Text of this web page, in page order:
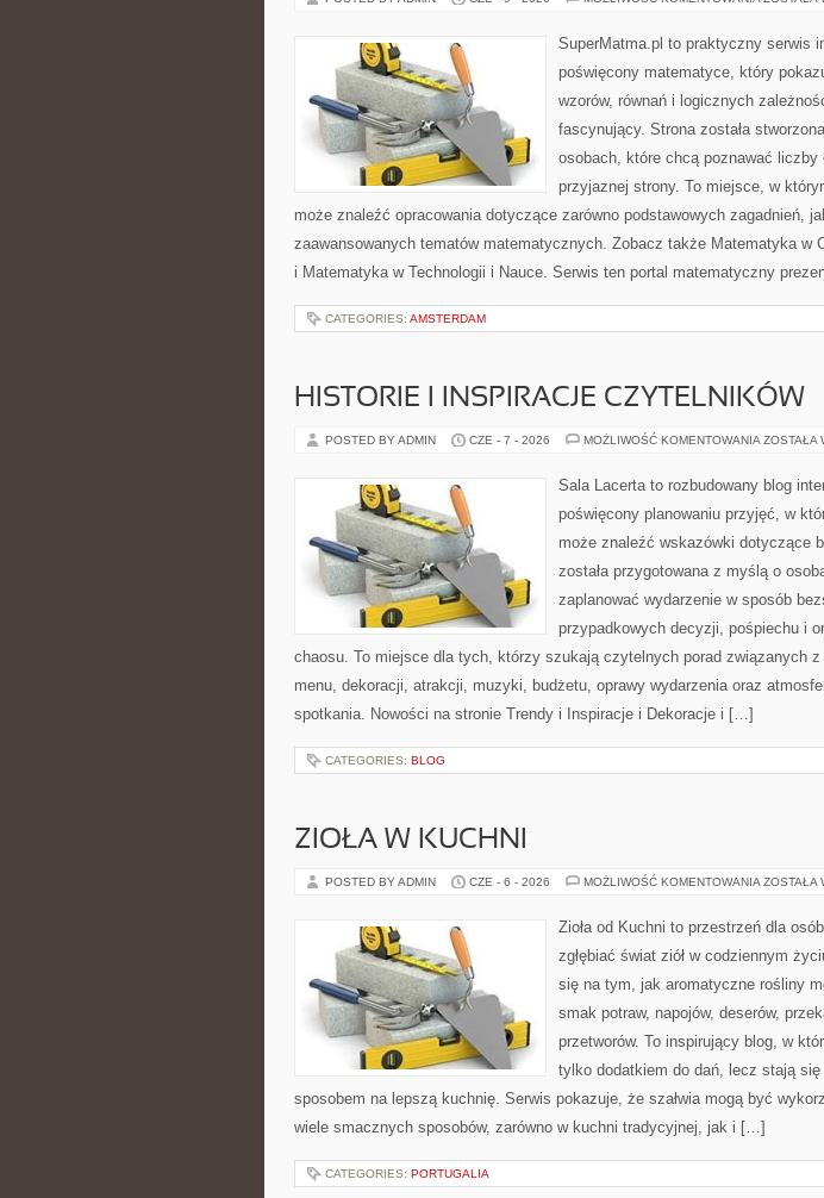
SuperMatma.pl to praktyczny serwis
poświęcony matematyce, który
wzorów, równań i logicznych
fascynujący. Strona została
osobach, które chcą poznawać liczby
przyjaznej strony. To miejsce, w
może znaleźć opracowania dotyczące zarówno podstawowych zagadnień,
zaawansowanych tematów matematycznych. Zobacz także Matematyka w
i Matematyka w Technologii i Nauce. Serwis ten portal matematyczny
CATEGORIES: AMSTERDAM
HISTORIE I INSPIRACJE CZYTELNIKÓW
POSTED BY ADMIN CZE - 7 - 2026 MOŻLIWOŚĆ KOMENTOWANIA HISTORIE
ZOSTAŁA
Sala Lacerta to rozbudowany blog
poświęcony planowaniu przyjęć, w
może znaleźć wskazówki dotyczące
została przygotowana z myślą o
zaplanować wydarzenie w sposób
przypadkowych decyzji, pośpiechu i
chaosu. To miejsce dla tych, którzy szukają czytelnych porad związanych z
menu, dekoracji, atrakcji, muzyki, budżetu, oprawy wydarzenia oraz
spotkania. Nowości na stronie Trendy i Inspiracje i Dekoracje i […]
CATEGORIES: BLOG
ZIOŁA W KUCHNI
POSTED BY ADMIN CZE - 6 - 2026 MOŻLIWOŚĆ KOMENTOWANIA ZIOŁA
ZOSTAŁA
Zioła od Kuchni to przestrzeń dla
zgłębiać świat ziół w codziennym
się na tym, jak aromatyczne rośliny
smak potraw, napojów, deserów,
przetworów. To inspirujący blog, w
tylko dodatkiem do dań, lecz stają się
sposobem na lepszą kuchnię. Serwis pokazuje, że szałwia mogą być
wiele smacznych sposobów, zarówno w kuchni tradycyjnej, jak i […]
CATEGORIES: PORTUGALIA